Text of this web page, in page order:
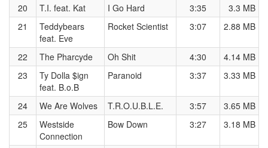
20
T.I. feat. Kat I Go Hard 3:35
3.3 MB
21
Teddybears
feat. Eve
Rocket Scientist 3:07 2.88 MB
22 The Pharcyde Oh Shit 4:30
4.14 MB
23
Ty Dolla $ign
feat. B.o.B
Paranoid 3:37 3.33 MB
24 We Are Wolves T.R.O.U.B.L.E. 3:57
3.65 MB
25
Westside
Connection
Bow Down 3:27 3.18 MB